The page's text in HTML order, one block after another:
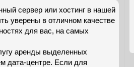
сервер или хостинг в нашей
уверены в отличном качестве
для вас, на самых
аренды выделенных
дата-центре. Если для